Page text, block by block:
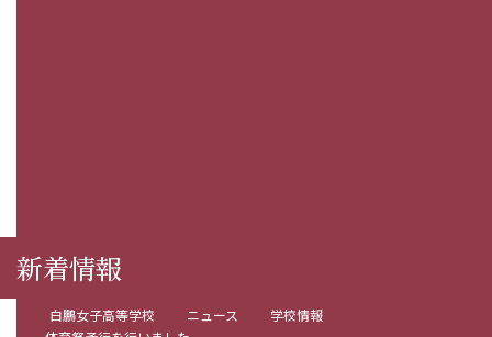
新着情報
白鵬女子高等学校 ニュース
学校情報